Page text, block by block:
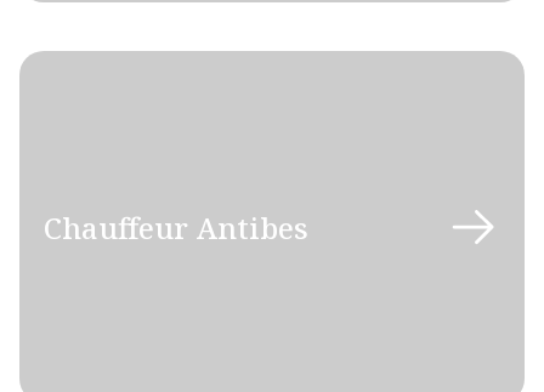
Chauffeur Antibes